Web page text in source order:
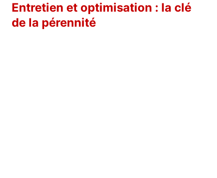
Entretien et optimisation : la clé
de la pérennité